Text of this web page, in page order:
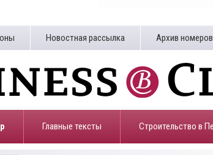
Новостная рассылка Архив номеров
Главные тексты Строительство в